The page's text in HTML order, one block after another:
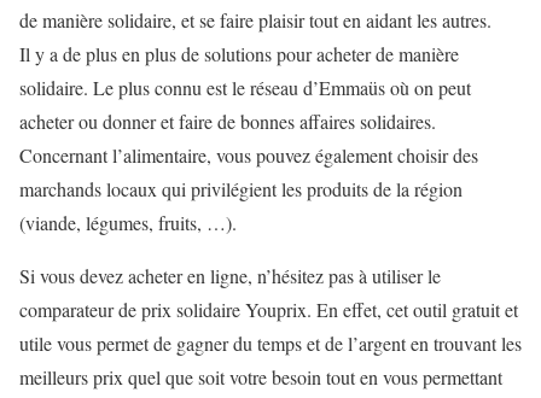
de manière solidaire, et se faire plaisir tout en aidant les autres.
Il y a de plus en plus de solutions pour acheter de manière
solidaire. Le plus connu est le réseau d’Emmaüs où on peut
acheter ou donner et faire de bonnes affaires solidaires.
Concernant l’alimentaire, vous pouvez également choisir des
marchands locaux qui privilégient les produits de la région
(viande, légumes, fruits, …).
Si vous devez acheter en ligne, n’hésitez pas à utiliser le
comparateur de prix solidaire Youprix. En effet, cet outil gratuit et
utile vous permet de gagner du temps et de l’argent en trouvant les
meilleurs prix quel que soit votre besoin tout en vous permettant